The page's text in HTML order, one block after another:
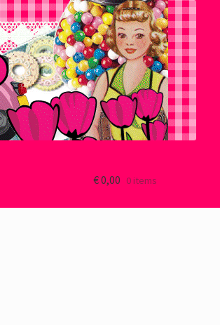
€0,00 0 items